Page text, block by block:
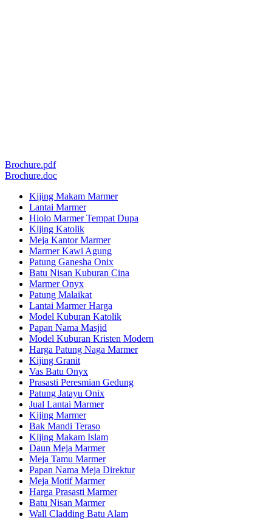
Brochure.pdf
Brochure.doc
Kijing Makam Marmer
Lantai Marmer
Hiolo Marmer Tempat Dupa
Kijing Katolik
Meja Kantor Marmer
Marmer Kawi Agung
Patung Ganesha Onix
Batu Nisan Kuburan Cina
Marmer Onyx
Patung Malaikat
Lantai Marmer Harga
Model Kuburan Katolik
Papan Nama Masjid
Model Kuburan Kristen Modern
Harga Patung Naga Marmer
Kijing Granit
Vas Batu Onyx
Prasasti Peresmian Gedung
Patung Jatayu Onix
Jual Lantai Marmer
Kijing Marmer
Bak Mandi Teraso
Kijing Makam Islam
Daun Meja Marmer
Meja Tamu Marmer
Papan Nama Meja Direktur
Meja Motif Marmer
Harga Prasasti Marmer
Batu Nisan Marmer
Wall Cladding Batu Alam